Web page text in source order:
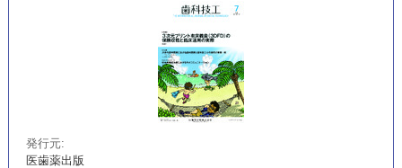
発行元
医歯薬出版